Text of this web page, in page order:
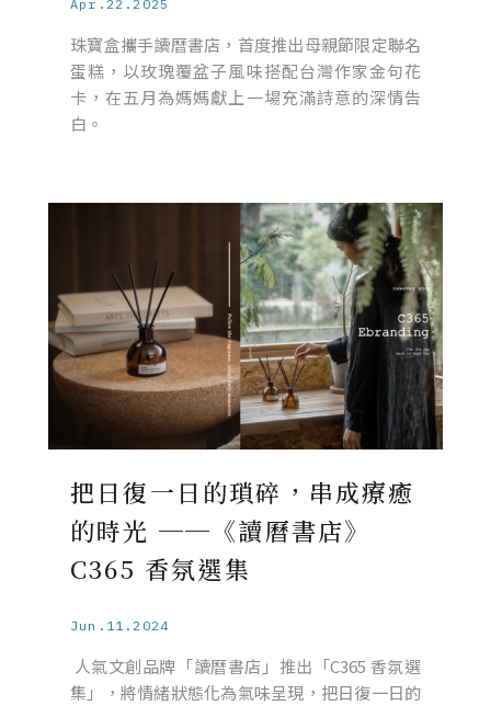
Apr.22.2025
珠寶盒攜手讀曆書店，首度推出母親節限定聯名
蛋糕，以玫瑰覆盆子風味搭配台灣作家金句花
卡，在五月為媽媽獻上一場充滿詩意的深情告
白。
把日復一日的瑣碎，串成療癒
的時光 ──《讀曆書店》
C365 香氛選集
Jun.11.2024
人氣文創品牌「讀曆書店」推出「C365 香氛選
集」，將情緒狀態化為氣味呈現，把日復一日的